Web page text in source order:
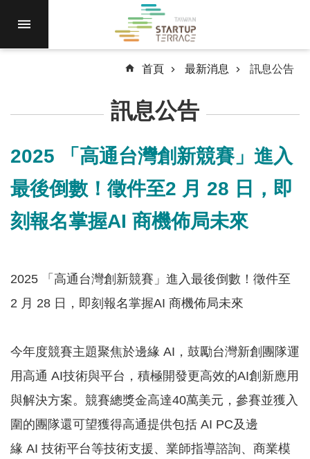
進
園
新
息
計
畫
徵
件
資
源
區
務
關
於
我
首頁 最新消息 訊息公告
訊息公告
2025 「高通台灣創新競賽」進入
最後倒數！徵件至2 月 28 日，即
刻報名掌握AI 商機佈局未來
2025 「高通台灣創新競賽」進入最後倒數！徵件至
2 月 28 日，即刻報名掌握AI 商機佈局未來
今年度競賽主題聚焦於邊緣 AI，鼓勵台灣新創團隊運
用高通 AI技術與平台，積極開發更高效的AI創新應用
與解決方案。競賽總獎金高達40萬美元，參賽並獲入
圍的團隊還可望獲得高通提供包括 AI PC及邊
緣 AI 技術平台等技術支援、業師指導諮詢、商業模